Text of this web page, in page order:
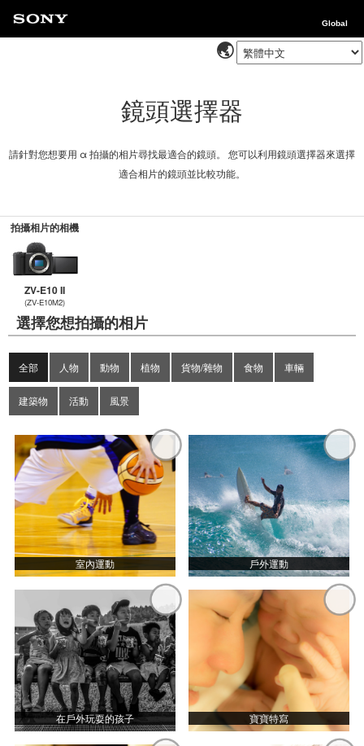
Global
鏡頭選擇器
請針對您想要用 α 拍攝的相片尋找最適合的鏡頭。 您可以利用鏡頭選擇器來選擇
適合相片的鏡頭並比較功能。
拍攝相片的相機
ZV-E10 II
(ZV-E10M2)
選擇您想拍攝的相片
全部 人物 動物 植物 貨物/雜物 食物 車輛
建築物 活動 風景
室內運動 戶外運動
在戶外玩耍的孩子 寶寶特寫